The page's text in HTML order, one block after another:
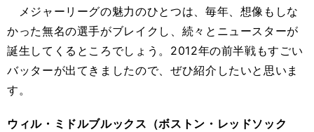
メジャーリーグの魅力のひとつは、毎年、想像もしな
かった無名の選手がブレイクし、続々とニュースターが
誕生してくるところでしょう。2012年の前半戦もすごい
バッターが出てきましたので、ぜひ紹介したいと思いま
す。
ウィル・ミドルブルックス（ボストン・レッドソック